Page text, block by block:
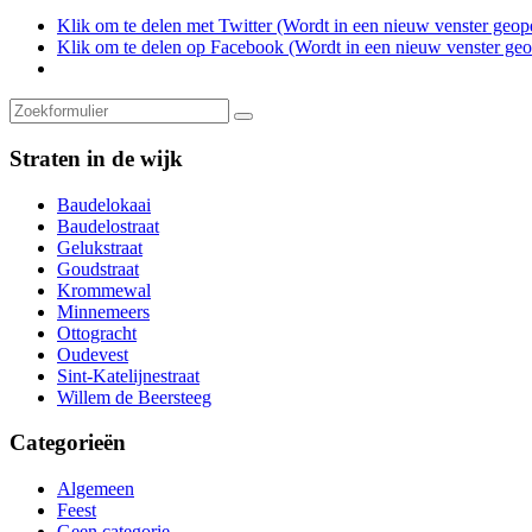
Klik om te delen met Twitter (Wordt in een nieuw venster
Klik om te delen op Facebook (Wordt in een nieuw venster
Zoeken
Straten in de wijk
Baudelokaai
Baudelostraat
Gelukstraat
Goudstraat
Krommewal
Minnemeers
Ottogracht
Oudevest
Sint-Katelijnestraat
Willem de Beersteeg
Categorieën
Algemeen
Feest